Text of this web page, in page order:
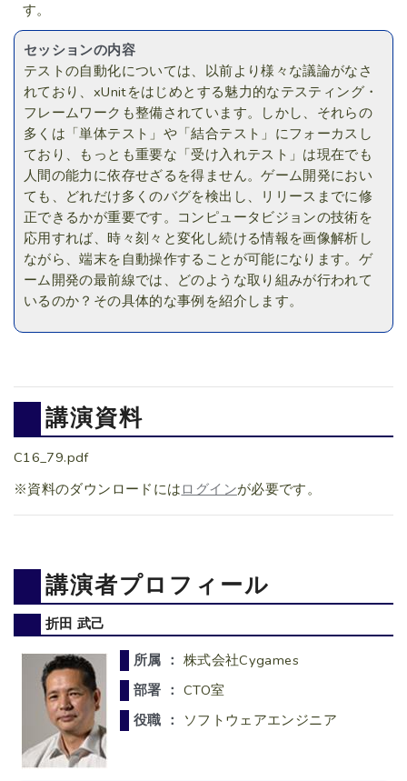
す。
セッションの内容
テストの自動化については、以前より様々な議論がなさ
れており、xUnitをはじめとする魅力的なテスティング・
フレームワークも整備されています。しかし、それらの
多くは「単体テスト」や「結合テスト」にフォーカスし
ており、もっとも重要な「受け入れテスト」は現在でも
人間の能力に依存せざるを得ません。ゲーム開発におい
ても、どれだけ多くのバグを検出し、リリースまでに修
正できるかが重要です。コンピュータビジョンの技術を
応用すれば、時々刻々と変化し続ける情報を画像解析し
ながら、端末を自動操作することが可能になります。ゲ
ーム開発の最前線では、どのような取り組みが行われて
いるのか？その具体的な事例を紹介します。
講演資料
C16_79.pdf
※資料のダウンロードには ログインが必要です。
講演者プロフィール
折田 武己
所属 ： 株式会社Cygames
部署 ： CTO室
役職 ：
ソフトウェアエンジニア